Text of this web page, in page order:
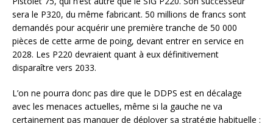
sera le P320, du même fabricant. 50 millions de francs sont
demandés pour acquérir une première tranche de 50 000
pièces de cette arme de poing, devant entrer en service en
2028. Les P220 devraient quant à eux définitivement
disparaître vers 2033.
L’on ne pourra donc pas dire que le DDPS est en décalage
avec les menaces actuelles, même si la gauche ne va
certainement pas manquer de déployer sa stratégie habituelle :